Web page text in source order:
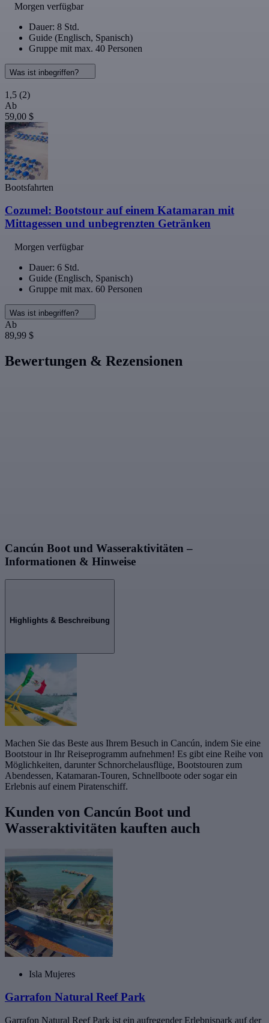
Morgen verfügbar
Dauer: 8 Std.
Guide (Englisch, Spanisch)
Gruppe mit max. 40 Personen
Was ist inbegriffen?
1,5 (2)
Ab
59,00 $
Bootsfahrten
Cozumel: Bootstour auf einem Katamaran mit
Mittagessen und unbegrenzten Getränken
Morgen verfügbar
Dauer: 6 Std.
Guide (Englisch, Spanisch)
Gruppe mit max. 60 Personen
Was ist inbegriffen?
Ab
89,99 $
Bewertungen & Rezensionen
Cancún Boot und Wasseraktivitäten –
Informationen & Hinweise
Highlights & Beschreibung
Machen Sie das Beste aus Ihrem Besuch in Cancún, indem Sie eine
Bootstour in Ihr Reiseprogramm aufnehmen! Es gibt eine Reihe von
Möglichkeiten, darunter Schnorchelausflüge, Bootstouren zum
Abendessen, Katamaran-Touren, Schnellboote oder sogar ein
Erlebnis auf einem Piratenschiff.
Kunden von Cancún Boot und
Wasseraktivitäten kauften auch
Isla Mujeres
Garrafon Natural Reef Park
Garrafon Natural Reef Park ist ein aufregender Erlebnispark auf der